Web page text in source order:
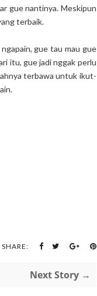
gue nantinya. Meskipun
terbaik.
gue tau mau gue
itu, gue jadi nggak perlu
terbawa untuk ikut-
SHARE:
Next Story →